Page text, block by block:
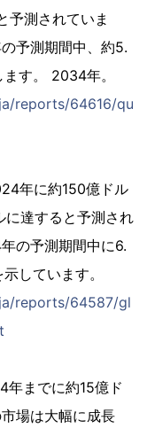
予測されていま
予測期間中、約5.
す。 2034年。
reports/64616/qu
年に約150億ドル
達すると予測され
の予測期間中に6.
しています。
reports/64587/gl
年までに約15億ド
場は大幅に成長